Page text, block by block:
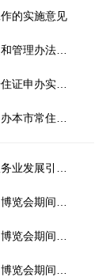
的实施意见
法》的通知
细则》的通知
市常住户口办法》的通知
办法》的通知
安全检查的通告
险物品安全管理的通告
器安全管理的通告